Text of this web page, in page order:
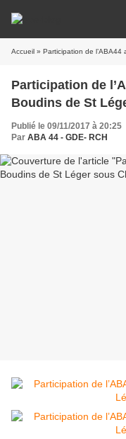
Accueil » Participation de l’ABA44
Participation de
Boudins de St
Publié le 09/11/2017 à 20:25
Par ABA 44 - GDE- RCH